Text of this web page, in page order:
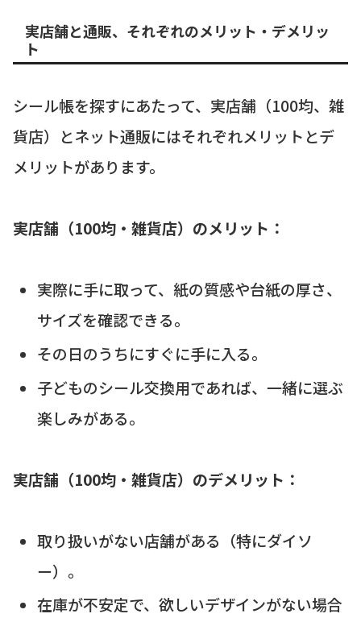
実店舗と通販、それぞれのメリット・デメリッ
ト
シール帳を探すにあたって、実店舗（100均、雑
貨店）とネット通販にはそれぞれメリットとデ
メリットがあります。
実店舗（100均・雑貨店）のメリット：
実際に手に取って、紙の質感や台紙の厚さ、
サイズを確認できる。
その日のうちにすぐに手に入る。
子どものシール交換用であれば、一緒に選ぶ
楽しみがある。
実店舗（100均・雑貨店）のデメリット：
取り扱いがない店舗がある（特にダイソ
ー）。
在庫が不安定で、欲しいデザインがない場合